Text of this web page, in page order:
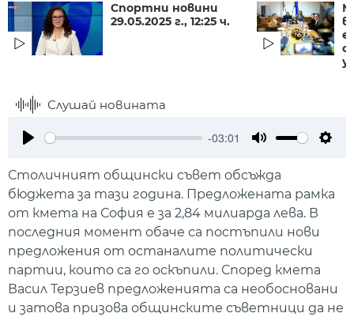
Спортни новини
29.05.2025 г., 12:25 ч.
Слушай новината
-03:01
Столичният общински съвет обсъжда
бюджета за тази година. Предложената рамка
от кмета на София е за 2,84 милиарда лева. В
последния момент обаче са постъпили нови
предложения от останалите политически
партии, които са го оскъпили. Според кмета
Васил Терзиев предложенията са необосновани
и затова призова общинските съветници да не